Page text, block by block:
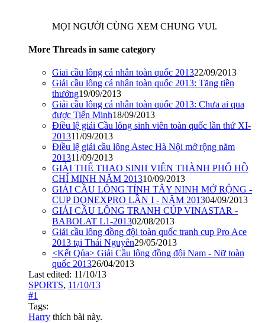
MỌI NGƯỜI CÙNG XEM CHUNG VUI.
More Threads in same category
Giai cầu lông cá nhân toàn quốc 201322/09/2013
Giải cầu lông cá nhân toàn quốc 2013: Tăng tiền
thưởng19/09/2013
Giải cầu lông cá nhân toàn quốc 2013: Chưa ai qua
được Tiến Minh18/09/2013
Điều lệ giải Cầu lông sinh viên toàn quốc lần thứ XI-
201311/09/2013
Điều lệ giải cầu lông Astec Hà Nội mở rộng năm
201311/09/2013
GIẢI THỂ THAO SINH VIÊN THÀNH PHỐ HỒ
CHÍ MINH NĂM 201310/09/2013
GIẢI CẦU LÔNG TỈNH TÂY NINH MỞ RỘNG -
CUP DONEXPRO LẦN I - NĂM 201304/09/2013
GIẢI CẦU LÔNG TRANH CÚP VINASTAR -
BABOLAT L1-201302/08/2013
Giải cầu lông đồng đội toàn quốc tranh cup Pro Ace
2013 tại Thái Nguyên29/05/2013
<Kết Qủa> Giải Cầu lông đồng đội Nam - Nữ toàn
quốc 201326/04/2013
Last edited: 11/10/13
SPORTS, 11/10/13
#1
Tags:
Harry thích bài này.